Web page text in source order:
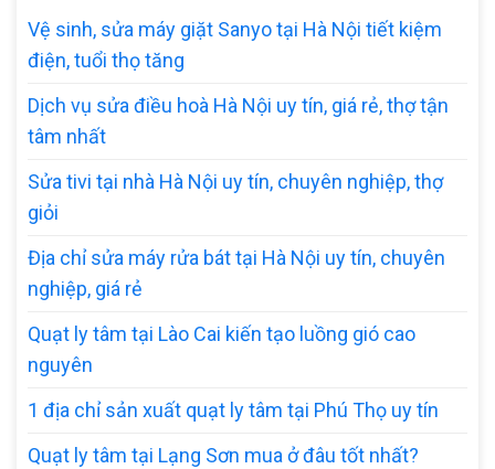
Vệ sinh, sửa máy giặt Sanyo tại Hà Nội tiết kiệm
điện, tuổi thọ tăng
Dịch vụ sửa điều hoà Hà Nội uy tín, giá rẻ, thợ tận
tâm nhất
Sửa tivi tại nhà Hà Nội uy tín, chuyên nghiệp, thợ
giỏi
Địa chỉ sửa máy rửa bát tại Hà Nội uy tín, chuyên
nghiệp, giá rẻ
Quạt ly tâm tại Lào Cai kiến tạo luồng gió cao
nguyên
1 địa chỉ sản xuất quạt ly tâm tại Phú Thọ uy tín
Quạt ly tâm tại Lạng Sơn mua ở đâu tốt nhất?